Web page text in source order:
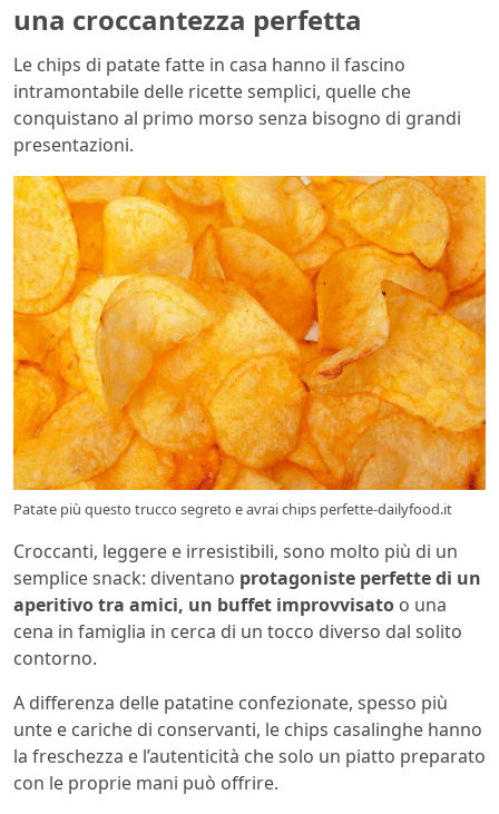
una croccantezza perfetta
Le chips di patate fatte in casa hanno il fascino
intramontabile delle ricette semplici, quelle che
conquistano al primo morso senza bisogno di grandi
presentazioni.
Patate più questo trucco segreto e avrai chips perfette-dailyfood.it
Croccanti, leggere e irresistibili, sono molto più di un
semplice snack: diventano protagoniste perfette di un
aperitivo tra amici, un buffet improvvisato o una
cena in famiglia in cerca di un tocco diverso dal solito
contorno.
A differenza delle patatine confezionate, spesso più
unte e cariche di conservanti, le chips casalinghe hanno
la freschezza e l’autenticità che solo un piatto preparato
con le proprie mani può offrire.